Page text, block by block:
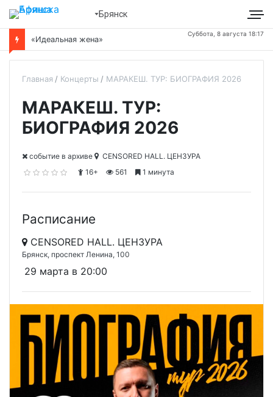
Брянск
«Идеальная жена»
Суббота, 8 августа 18:17
Главная Концерты МАРАКЕШ. ТУР: БИОГРАФИЯ 2026
МАРАКЕШ. ТУР:
БИОГРАФИЯ 2026
cобытие в архиве
CENSORED HALL. ЦЕНЗУРА
16+
561 1 минута
Расписание
CENSORED HALL. ЦЕНЗУРА
Брянск, проспект Ленина, 100
29 марта в 20:00